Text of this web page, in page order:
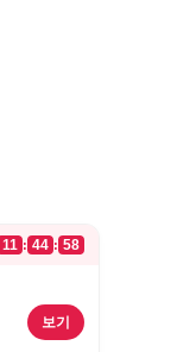
11 : 44 : 58
보기